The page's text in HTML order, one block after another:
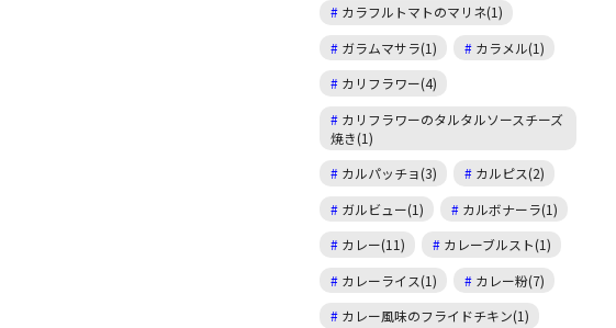
カラフルトマトのマリネ(1)
ガラムマサラ(1)
カラメル(1)
カリフラワー(4)
カリフラワーのタルタルソースチーズ
焼き(1)
カルパッチョ(3)
カルピス(2)
ガルビュー(1)
カルボナーラ(1)
カレー(11)
カレーブルスト(1)
カレーライス(1)
カレー粉(7)
カレー風味のフライドチキン(1)